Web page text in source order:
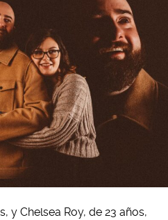
y Chelsea Roy, de 23 años,